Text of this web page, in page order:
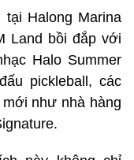
tại Halong Marina
Land bồi đắp với
Halo Summer
pickleball, các
như nhà hàng